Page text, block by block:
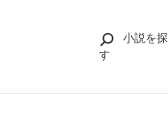
小説を探
す